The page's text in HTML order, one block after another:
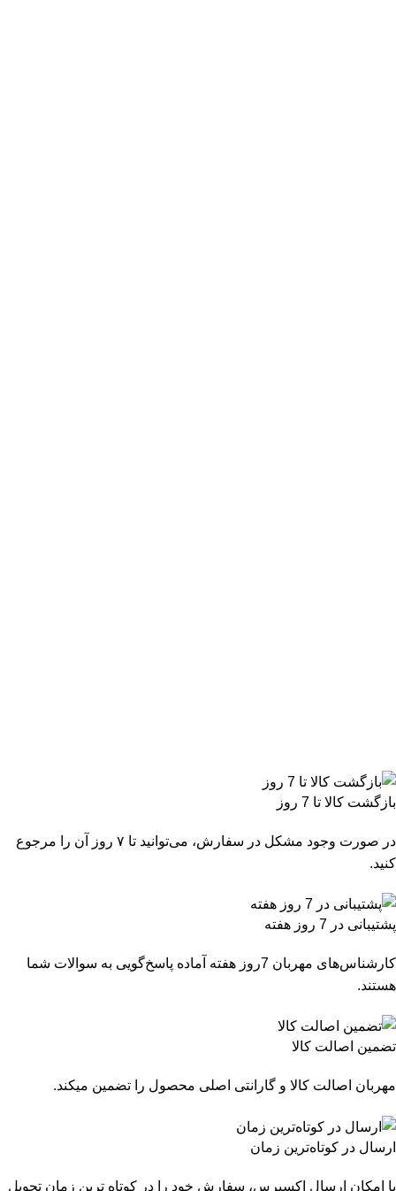
بازگشت کالا تا 7 روز
در صورت وجود مشکل در سفارش، می‌توانید تا ۷ روز آن را مرجوع
کنید.
پشتیبانی در 7 روز هفته
کارشناس‌های مهربان 7روز هفته آماده پاسخ‌گویی به سوالات شما
هستند.
تضمین اصالت کالا
مهربان اصالت کالا و گارانتی اصلی محصول را تضمین میکند.
ارسال در کوتاه‌ترین زمان
با امکان ارسال اکسپرس، سفارش خود را در کوتاه ترین زمان تحویل